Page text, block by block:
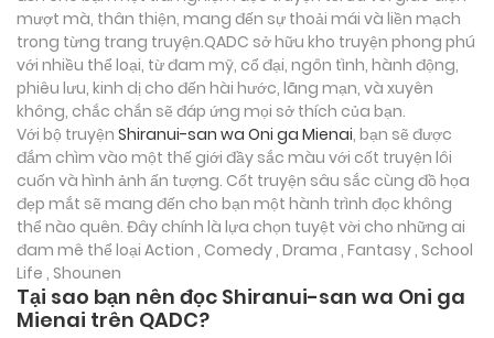
mượt mà, thân thiện, mang đến sự thoải mái và liền mạch
trong từng trang truyện.QADC sở hữu kho truyện phong phú
với nhiều thể loại, từ đam mỹ, cổ đại, ngôn tình, hành động,
phiêu lưu, kinh dị cho đến hài hước, lãng mạn, và xuyên
không, chắc chắn sẽ đáp ứng mọi sở thích của bạn.
Với bộ truyện Shiranui-san wa Oni ga Mienai, bạn sẽ được
đắm chìm vào một thế giới đầy sắc màu với cốt truyện lôi
cuốn và hình ảnh ấn tượng. Cốt truyện sâu sắc cùng đồ họa
đẹp mắt sẽ mang đến cho bạn một hành trình đọc không
thể nào quên. Đây chính là lựa chọn tuyệt vời cho những ai
đam mê thể loại Action , Comedy , Drama , Fantasy , School
Life , Shounen
Tại sao bạn nên đọc Shiranui-san wa Oni ga
Mienai trên QADC?